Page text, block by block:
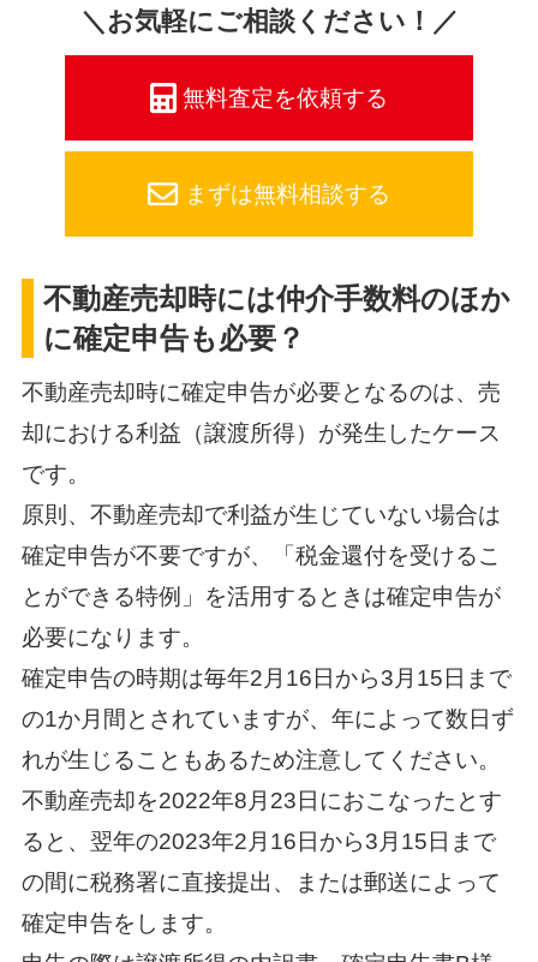
＼お気軽にご相談ください！／
無料査定を依頼する
まずは無料相談する
不動産売却時には仲介手数料のほか
に確定申告も必要？
不動産売却時に確定申告が必要となるのは、売
却における利益（譲渡所得）が発生したケース
です。
原則、不動産売却で利益が生じていない場合は
確定申告が不要ですが、「税金還付を受けるこ
とができる特例」を活用するときは確定申告が
必要になります。
確定申告の時期は毎年2月16日から3月15日まで
の1か月間とされていますが、年によって数日ず
れが生じることもあるため注意してください。
不動産売却を2022年8月23日におこなったとす
ると、翌年の2023年2月16日から3月15日まで
の間に税務署に直接提出、または郵送によって
確定申告をします。